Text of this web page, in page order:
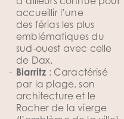
accueillir l’une
des fériasles plus
emblématiques du
sud-ouest avec celle
de Dax.
Biarritz : Caractérisé
par la plage, son
architecture et le
Rocher de la vierge